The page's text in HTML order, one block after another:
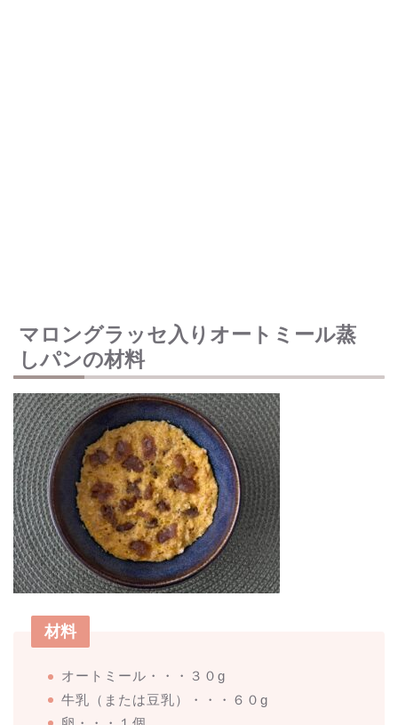
マロングラッセ入りオートミール蒸
しパンの材料
材料
オートミール・・・３０g
牛乳（または豆乳）・・・６０g